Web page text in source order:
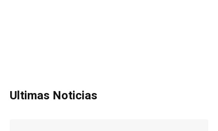
Ultimas Noticias